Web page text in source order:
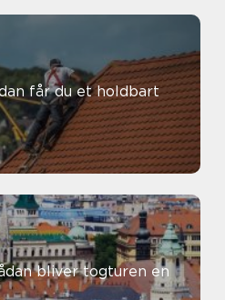
får du et holdbart
bliver togturen en